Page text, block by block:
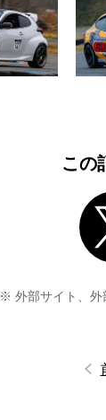
この
※ 外部サイト、外